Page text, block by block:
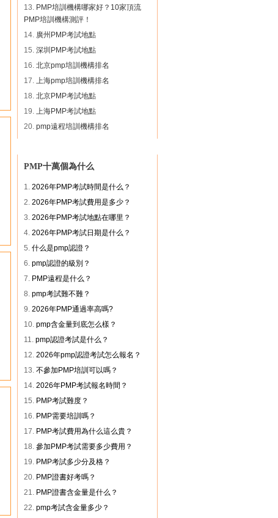
駱** 181****2584 團購光環PMP
沈** 158****2587 團購光環PMP
張** 156****3269 團購卓越PMP
何** 139****2358 團購欣旋PMP
13. PMP培訓機構哪家好？10家頂流
PMP培訓機構測評！
14. 廣州PMP考試地點
15. 深圳PMP考試地點
16. 北京pmp培訓機構排名
17. 上海pmp培訓機構排名
18. 北京PMP考試地點
19. 上海PMP考試地點
20. pmp遠程培訓機構排名
PMP十萬個為什么
1. 2026年PMP考試時間是什么？
2. 2026年PMP考試費用是多少？
3. 2026年PMP考試地點在哪里？
4. 2026年PMP考試日期是什么？
5. 什么是pmp認證？
6. pmp認證的級別？
7. PMP遠程是什么？
8. pmp考試難不難？
9. 2026年PMP通過率高嗎?
10. pmp含金量到底怎么樣？
11. pmp認證考試是什么？
12. 2026年pmp認證考試怎么報名？
13. 不參加PMP培訓可以嗎？
14. 2026年PMP考試報名時間？
15. PMP考試難度？
16. PMP需要培訓嗎？
17. PMP考試費用為什么這么貴？
18. 參加PMP考試需要多少費用？
19. PMP考試多少分及格？
20. PMP證書好考嗎？
21. PMP證書含金量是什么？
22. pmp考試含金量多少？